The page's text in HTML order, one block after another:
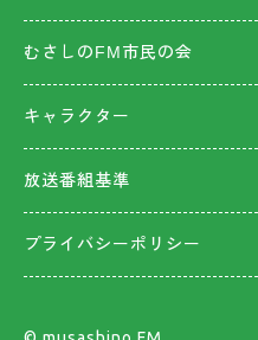
むさしのFM市民の会
キャラクター
放送番組基準
プライバシーポリシー